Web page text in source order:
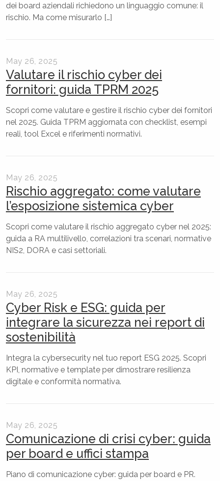
dei board aziendali richiedono un linguaggio comune: il
rischio. Ma come misurarlo […]
May 26, 2025
Valutare il rischio cyber dei
fornitori: guida TPRM 2025
Scopri come valutare e gestire il rischio cyber dei fornitori
nel 2025. Guida TPRM aggiornata con checklist, esempi
reali, tool Excel e riferimenti normativi.
May 26, 2025
Rischio aggregato: come valutare
l’esposizione sistemica cyber
Scopri come valutare il rischio aggregato cyber nel 2025:
guida a RA multilivello, correlazioni tra scenari, normative
NIS2, DORA e casi settoriali.
May 26, 2025
Cyber Risk e ESG: guida per
integrare la sicurezza nei report di
sostenibilità
Integra la cybersecurity nel tuo report ESG 2025. Scopri
KPI, normative e template per dimostrare resilienza
digitale e conformità normativa.
May 26, 2025
Comunicazione di crisi cyber: guida
per board e uffici stampa
Piano di comunicazione cyber: guida per board e PR.